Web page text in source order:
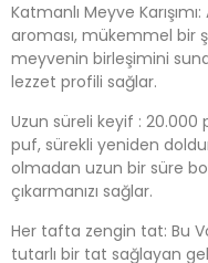
Katmanlı Meyve
aroması, mükemmel bir
meyvenin birleşimini
lezzet profili sağlar.
Uzun süreli keyif :
puf, sürekli yeniden
olmadan uzun bir süre
çıkarmanızı sağlar.
Her tafta zengin tat: Bu
tutarlı bir tat sağlayan